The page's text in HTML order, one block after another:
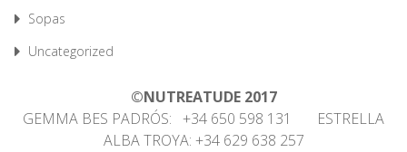
Sopas
Uncategorized
©NUTREATUDE 2017
GEMMA BES PADRÓS: +34 650 598 131 ESTRELLA
ALBA TROYA: +34 629 638 257